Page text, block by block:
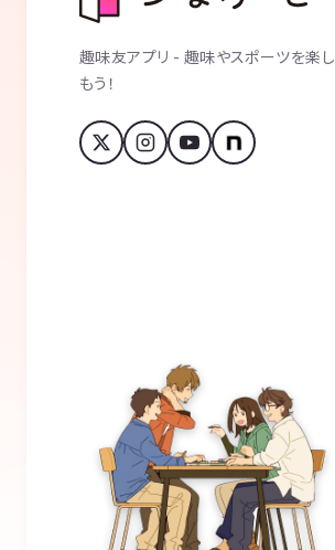
趣味友アプリ - 趣味やスポーツを楽し
もう！